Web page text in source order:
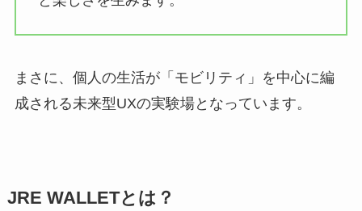
まさに、個人の生活が「モビリティ」を中心に編
成される未来型UXの実験場となっています。
JRE WALLETとは？